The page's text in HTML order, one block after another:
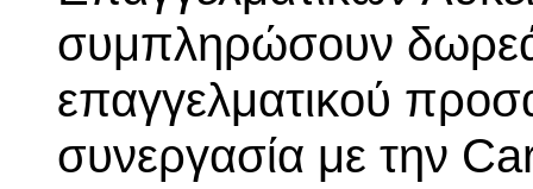
συμπληρώσουν
επαγγελματικού
συνεργασία με την